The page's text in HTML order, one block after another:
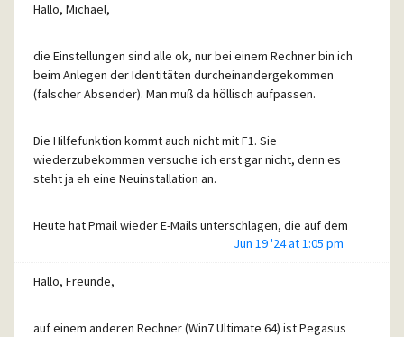
kann es also nicht sein (vorher Win7, jetzt 10). Der Support
Nun wähle ich nur noch "Herunterladen" oder gehe lieber
gleich auf die Webseite des Providers, wenn eine wichtige
Nachricht vorliegt. Mein Vertrauen in Pegasus ist mal
LG Hajojunge
Hallo, Michael,
die Einstellungen sind alle ok, nur bei einem Rechner bin ich
beim Anlegen der Identitäten durcheinandergekommen
(falscher Absender). Man muß da höllisch aufpassen.
Die Hilfefunktion kommt auch nicht mit F1. Sie
wiederzubekommen versuche ich erst gar nicht, denn es
steht ja eh eine Neuinstallation an.
Heute hat Pmail wieder E-Mails unterschlagen, die auf dem
T-Onlineserver lagen. Ich habe mich ins E-Mailcenter
17.6. Schluß, später lud Pegasus dann doch alle. Bei einer
Irgendwas stimmt mit dem Kontakt zum Server nicht.
Jun 19 '24 at 1:05 pm
Hallo, Freunde,
auf einem anderen Rechner (Win7 Ultimate 64) ist Pegasus